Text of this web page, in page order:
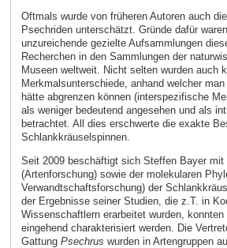
Oftmals wurde von früheren Autoren auch
Psechriden unterschätzt. Gründe dafür
unzureichende gezielte Aufsammlungen
Recherchen in den Sammlungen der
Museen weltweit. Nicht selten wurden auch
Merkmalsunterschiede, anhand welcher
hätte abgrenzen können (interspezifische
als weniger bedeutend angesehen und als
betrachtet. All dies erschwerte die exakte
Schlankkräuselspinnen.
Seit 2009 beschäftigt sich Steffen Bayer mit
(Artenforschung) sowie der molekularen
Verwandtschaftsforschung) der
der Ergebnisse seiner Studien, die z.T. in
Wissenschaftlern erarbeitet wurden,
eingehend charakterisiert werden. Die
Gattung Psechrus wurden in Artengruppen